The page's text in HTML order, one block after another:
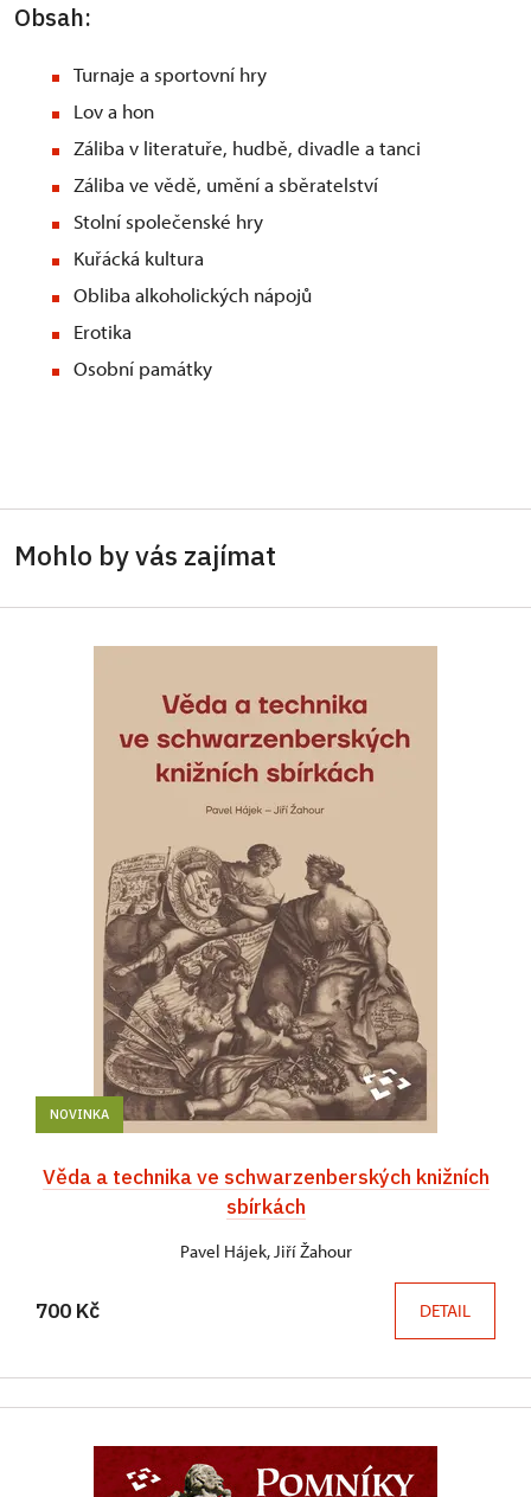
Obsah:
Turnaje a sportovní hry
Lov a hon
Záliba v literatuře, hudbě, divadle a tanci
Záliba ve vědě, umění a sběratelství
Stolní společenské hry
Kuřácká kultura
Obliba alkoholických nápojů
Erotika
Osobní památky
Mohlo by vás zajímat
NOVINKA
Věda a technika ve schwarzenberských knižních
sbírkách
Pavel Hájek, Jiří Žahour
700 Kč DETAIL